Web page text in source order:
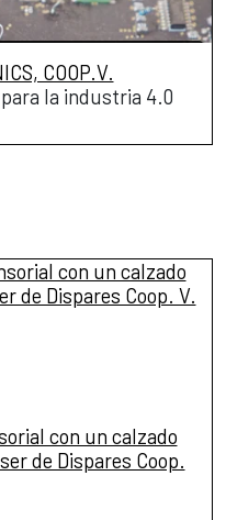
COOP.V.
la industria 4.0
con un calzado
de Dispares Coop.